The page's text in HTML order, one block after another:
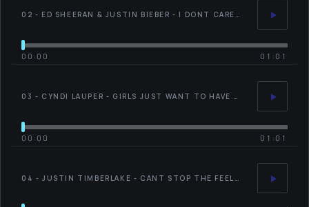
02 - ED SHEERAN & JUSTIN BIEBER - I DONT CARE (LATIN DANCE FITNESS REMIX)
00:00 01:01
03 - CYNDI LAUPER - GIRLS JUST WANT TO HAVE FUN (HUMAN JIVE REMIX)
00:00 01:01
04 - JUSTIN TIMBERLAKE - CANT STOP THE FEELING (STEREOTHIEF REMIX)